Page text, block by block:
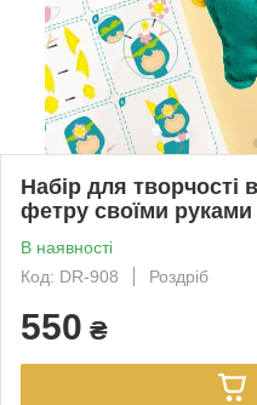
Набір для творчості
фетру своїми
В наявності
Код: DR-908
Роздріб
550 ₴